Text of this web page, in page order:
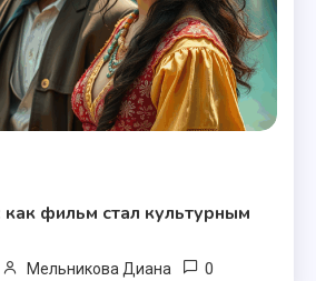
фильм стал культурным
Мельникова Диана 0